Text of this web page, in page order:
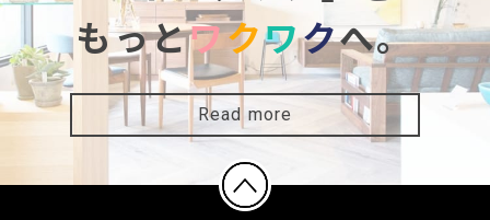
もっとワクワクへ。
Read more